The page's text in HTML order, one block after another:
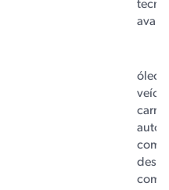
óleo
carro
com
com